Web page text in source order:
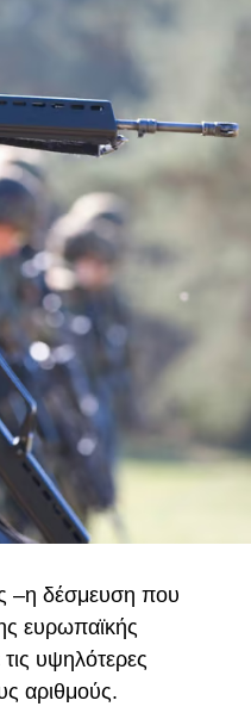
–η δέσμευση που
ευρωπαϊκής
υψηλότερες
αριθμούς.